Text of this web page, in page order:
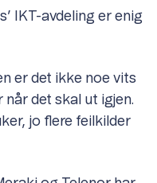
IKT-avdeling er enig
er det ikke noe vits
det skal ut igjen.
jo flere feilkilder